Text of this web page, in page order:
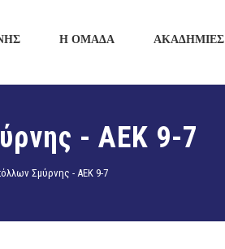
Η ΟΜΑΔΑ ΑΚΑΔΗΜΙΕΣ
- ΑΕΚ 9-7
Σμύρνης - ΑΕΚ 9-7